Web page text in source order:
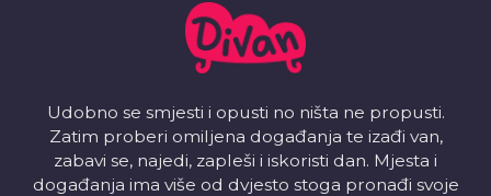
Udobno se smjesti i opusti no ništa ne propusti.
Zatim proberi omiljena događanja te izađi van,
zabavi se, najedi, zapleši i iskoristi dan. Mjesta i
događanja ima više od dvjesto stoga pronađi svoje